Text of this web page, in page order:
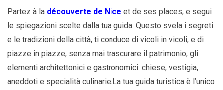
Partez à la découverte de Nice et de ses places, e segui
le spiegazioni scelte dalla tua guida. Questo svela i segreti
e le tradizioni della città, ti conduce di vicoli in vicoli, e di
piazze in piazze, senza mai trascurare il patrimonio, gli
elementi architettonici e gastronomici: chiese, vestigia,
aneddoti e specialità culinarie.La tua guida turistica è l’unico